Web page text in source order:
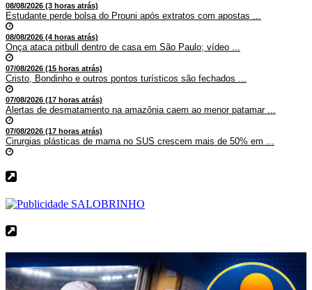
08/08/2026 (3 horas atrás)
Estudante perde bolsa do Prouni após extratos com apostas ...
08/08/2026 (4 horas atrás)
Onça ataca pitbull dentro de casa em São Paulo; vídeo ...
07/08/2026 (15 horas atrás)
Cristo, Bondinho e outros pontos turísticos são fechados ...
07/08/2026 (17 horas atrás)
Alertas de desmatamento na amazônia caem ao menor patamar ...
07/08/2026 (17 horas atrás)
Cirurgias plásticas de mama no SUS crescem mais de 50% em ...